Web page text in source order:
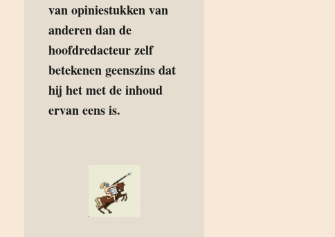
van opiniestukken van
anderen dan de
hoofdredacteur zelf
betekenen geenszins dat
hij het met de inhoud
ervan eens is.